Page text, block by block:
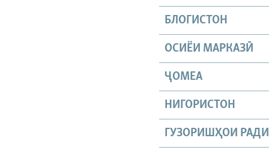
БЛОГИСТОН
ОСИЁИ МАРКАЗӢ
ҶОМEА
НИГОРИСТОН
ГУЗОРИШҲОИ